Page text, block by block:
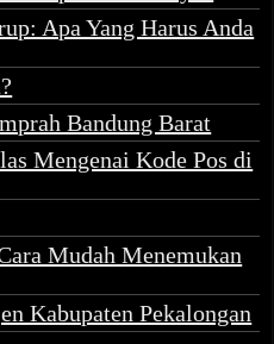
Apa Yang Harus Anda
Bandung Barat
Mengenai Kode Pos di
Mudah Menemukan
Kabupaten Pekalongan